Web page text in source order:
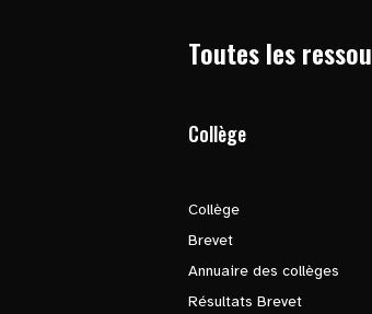
Toutes les
Collège
Collège
Brevet
Annuaire des collèges
Résultats Brevet